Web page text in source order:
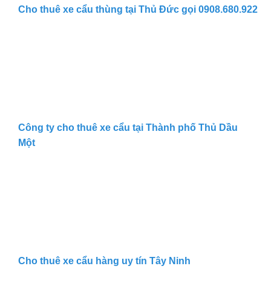
Cho thuê xe cẩu thùng tại Thủ Đức gọi 0908.680.922
Công ty cho thuê xe cẩu tại Thành phố Thủ Dầu
Một
Cho thuê xe cẩu hàng uy tín Tây Ninh